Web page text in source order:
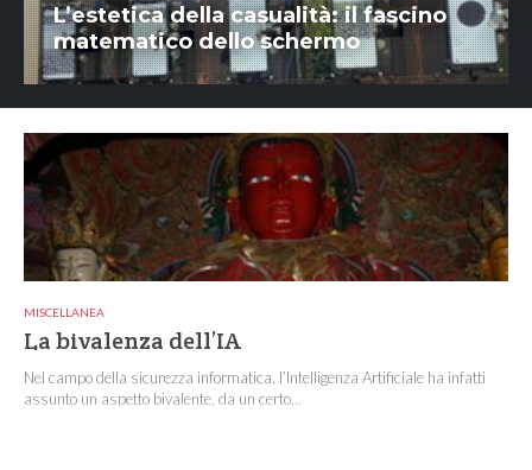
L’estetica della casualità: il fascino
matematico dello schermo
MISCELLANEA
La bivalenza dell’IA
Nel campo della sicurezza informatica, l’Intelligenza Artificiale ha infatti
assunto un aspetto bivalente, da un certo...